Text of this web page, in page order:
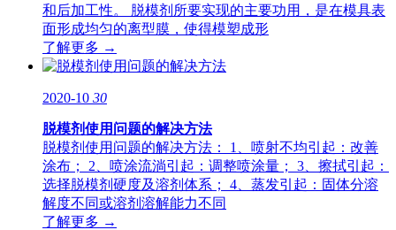
和后加工性。 脱模剂所要实现的主要功用，是在模具表
面形成均匀的离型膜，使得模塑成形
了解更多 →
2020-10 30
脱模剂使用问题的解决方法
脱模剂使用问题的解决方法： 1、喷射不均引起：改善
涂布； 2、喷涂流淌引起：调整喷涂量； 3、擦拭引起：
选择脱模剂硬度及溶剂体系； 4、蒸发引起：固体分溶
解度不同或溶剂溶解能力不同
了解更多 →